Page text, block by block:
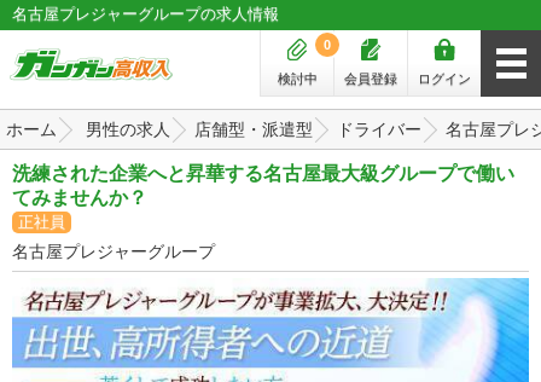
名古屋プレジャーグループの求人情報
ログイン
会員登録
検討中
0
ホーム 男性の求人 店舗型・派遣型 ドライバー 名古屋プレ
洗練された企業へと昇華する名古屋最大級グループで働い
てみませんか？
正社員
名古屋プレジャーグループ